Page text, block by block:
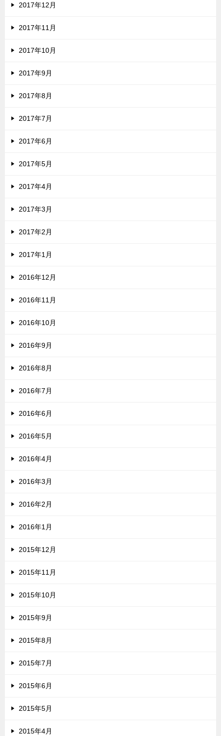
2017年12月
2017年11月
2017年10月
2017年9月
2017年8月
2017年7月
2017年6月
2017年5月
2017年4月
2017年3月
2017年2月
2017年1月
2016年12月
2016年11月
2016年10月
2016年9月
2016年8月
2016年7月
2016年6月
2016年5月
2016年4月
2016年3月
2016年2月
2016年1月
2015年12月
2015年11月
2015年10月
2015年9月
2015年8月
2015年7月
2015年6月
2015年5月
2015年4月